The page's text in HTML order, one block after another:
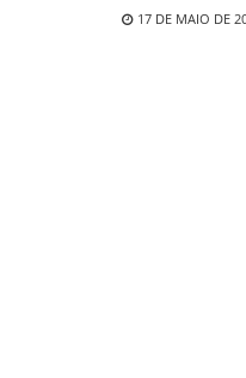
17 DE MAIO DE